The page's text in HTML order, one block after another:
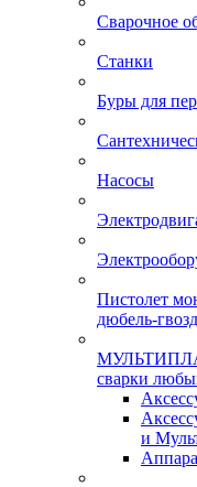
Сварочное
Станки
Буры для
Насосы
Пистолет
дюбель-
сварки
и